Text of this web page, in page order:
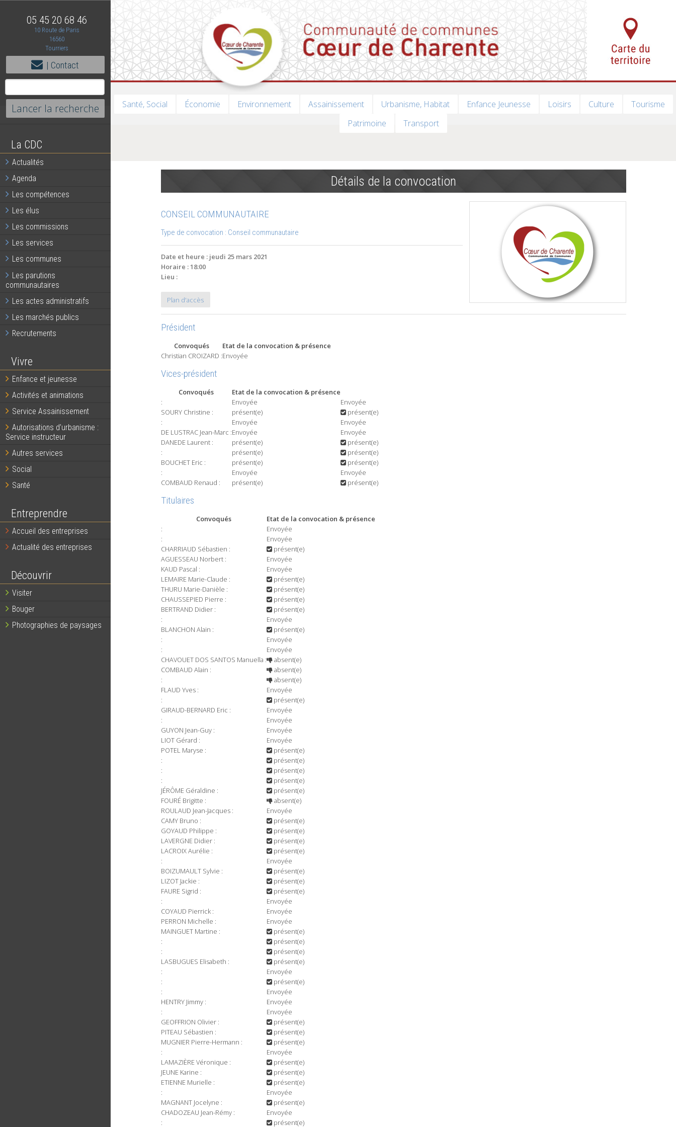
05 45 20 68 46
10 Route de Paris
16560
Tourriers
| Contact
La CDC
Actualités
Agenda
Les compétences
Les élus
Les commissions
Les services
Les communes
Les parutions
communautaires
Les actes administratifs
Les marchés publics
Recrutements
Vivre
Enfance et jeunesse
Activités et animations
Service Assainissement
Autorisations d’urbanisme :
Service instructeur
Autres services
Social
Santé
Entreprendre
Accueil des entreprises
Actualité des entreprises
Découvrir
Visiter
Bouger
Photographies de paysages
Santé, Social Économie Environnement Assainissement Urbanisme, Habitat Enfance Jeunesse Loisirs Culture
Tourisme
Patrimoine
Transport
Détails de la convocation
CONSEIL COMMUNAUTAIRE
Type de convocation : Conseil communautaire
Date et heure : jeudi 25 mars 2021
Horaire : 18:00
Lieu :
Plan d'accès
Président
Convoqués
Etat de la convocation & présence
Christian CROIZARD :Envoyée
Vices-président
Convoqués
Etat de la convocation & présence
:
Envoyée
Envoyée
SOURY Christine :
présent(e)
présent(e)
:
Envoyée
Envoyée
DE LUSTRAC Jean-Marc :Envoyée
Envoyée
DANEDE Laurent :
présent(e)
présent(e)
:
présent(e)
présent(e)
BOUCHET Eric :
présent(e)
présent(e)
:
Envoyée
Envoyée
COMBAUD Renaud :
présent(e) présent(e)
Titulaires
Convoqués
Etat de la convocation & présence
:
Envoyée
:
Envoyée
CHARRIAUD Sébastien :
présent(e)
AGUESSEAU Norbert :
Envoyée
KAUD Pascal :
Envoyée
LEMAIRE Marie-Claude :
présent(e)
THURU Marie-Danièle :
présent(e)
CHAUSSEPIED Pierre :
présent(e)
BERTRAND Didier :
présent(e)
:
Envoyée
BLANCHON Alain :
présent(e)
:
Envoyée
:
Envoyée
CHAVOUET DOS SANTOS Manuella :
absent(e)
COMBAUD Alain :
absent(e)
:
absent(e)
FLAUD Yves :
Envoyée
:
présent(e)
GIRAUD-BERNARD Eric :
Envoyée
:
Envoyée
GUYON Jean-Guy :
Envoyée
LIOT Gérard :
Envoyée
POTEL Maryse :
présent(e)
:
présent(e)
:
présent(e)
:
présent(e)
JÉRÔME Géraldine :
présent(e)
FOURÉ Brigitte :
absent(e)
ROULAUD Jean-Jacques :
Envoyée
CAMY Bruno :
présent(e)
GOYAUD Philippe :
présent(e)
LAVERGNE Didier :
présent(e)
LACROIX Aurélie :
présent(e)
:
Envoyée
BOIZUMAULT Sylvie :
présent(e)
LIZOT Jackie :
présent(e)
FAURE Sigrid :
présent(e)
:
Envoyée
COYAUD Pierrick :
Envoyée
PERRON Michelle :
Envoyée
MAINGUET Martine :
présent(e)
:
présent(e)
:
présent(e)
LASBUGUES Elisabeth :
présent(e)
:
Envoyée
:
présent(e)
:
Envoyée
HENTRY Jimmy :
Envoyée
:
Envoyée
GEOFFRION Olivier :
présent(e)
PITEAU Sébastien :
présent(e)
MUGNIER Pierre-Hermann :
présent(e)
:
Envoyée
LAMAZIÈRE Véronique :
présent(e)
JEUNE Karine :
présent(e)
ETIENNE Murielle :
présent(e)
:
Envoyée
MAGNANT Jocelyne :
présent(e)
CHADOZEAU Jean-Rémy :
Envoyée
:
présent(e)